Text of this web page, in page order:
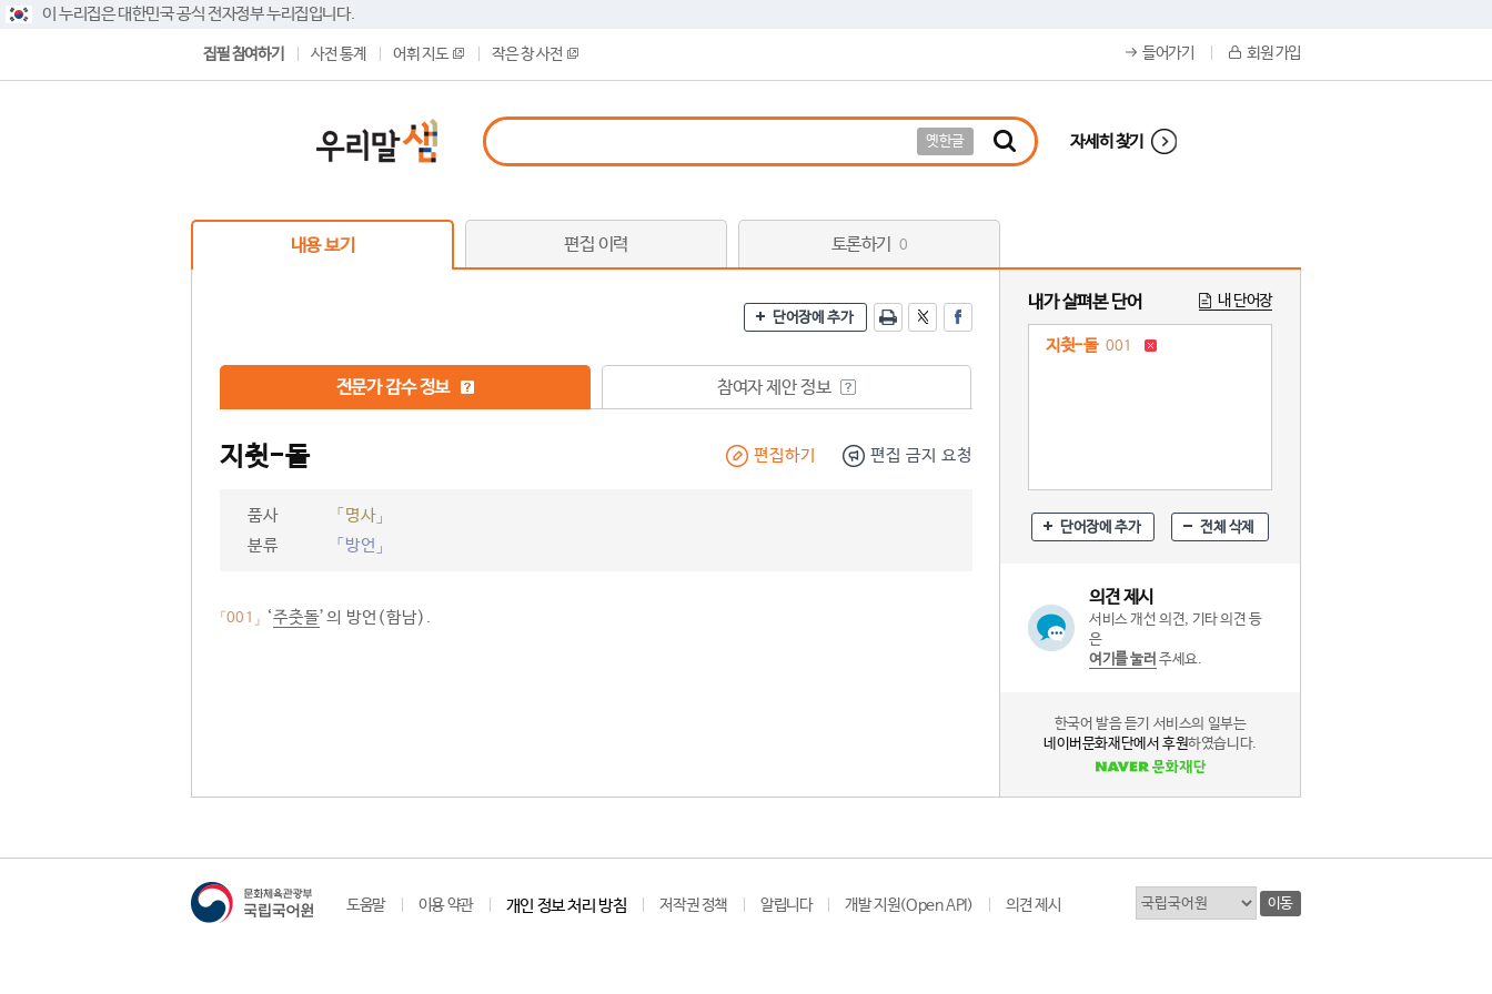
이 누리집은 대한민국 공식 전자정부 누리집입니다.
집필 참여하기 사전 통계 어휘 지도 작은 창 사전 들어가기 회원 가입
옛한글 자세히 찾기
내용 보기 편집 이력 토론하기 0
단어장에 추가
전문가 감수 정보 참여자 제안 정보
지췻-돌 편집하기 편집 금지 요청
품사
「명사」
분류
「방언」
「001」 ‘주춧돌’의 방언(함남).
내가 살펴본 단어 내 단어장
지췻-돌 001
단어장에 추가 전체 삭제
의견 제시
서비스 개선 의견, 기타 의견 등
은
여기를 눌러 주세요.
한국어 발음 듣기 서비스의 일부는
네이버문화재단에서 후원하였습니다.
도움말 이용 약관 개인 정보 처리 방침 저작권 정책 알립니다 개발 지원(Open API) 의견 제시 이동